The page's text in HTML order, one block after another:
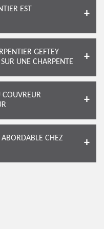
EST
GEFTEY
UNE CHARPENTE
COUVREUR
ABORDABLE CHEZ